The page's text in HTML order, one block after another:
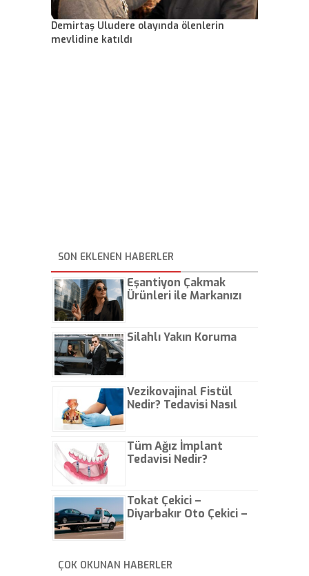
Demirtaş Uludere olayında ölenlerin
mevlidine katıldı
SON EKLENEN HABERLER
Eşantiyon Çakmak
Ürünleri ile Markanızı
Silahlı Yakın Koruma
Vezikovajinal Fistül
Nedir? Tedavisi Nasıl
Tüm Ağız İmplant
Tedavisi Nedir?
Tokat Çekici –
Diyarbakır Oto Çekici –
ÇOK OKUNAN HABERLER